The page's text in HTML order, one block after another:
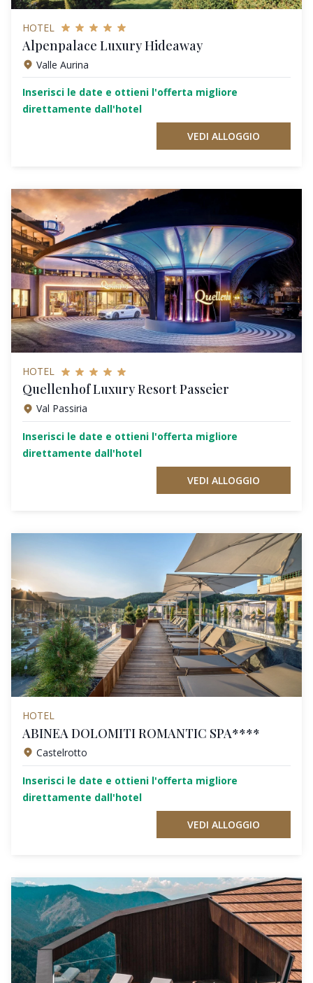
HOTEL
Alpenpalace Luxury Hideaway
Valle Aurina
Inserisci le date e ottieni l'offerta migliore
direttamente dall'hotel
VEDI ALLOGGIO
HOTEL
Quellenhof Luxury Resort Passeier
Val Passiria
Inserisci le date e ottieni l'offerta migliore
direttamente dall'hotel
VEDI ALLOGGIO
HOTEL
ABINEA DOLOMITI ROMANTIC SPA****
Castelrotto
Inserisci le date e ottieni l'offerta migliore
direttamente dall'hotel
VEDI ALLOGGIO